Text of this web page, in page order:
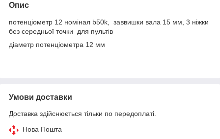
Опис
потенціометр 12 номінал b50k, заввишки вала 15 мм, 3 ніжки
без середньої точки для пультів
діаметр потенціометра 12 мм
Умови доставки
Доставка здійснюється тільки по передоплаті.
Нова Пошта